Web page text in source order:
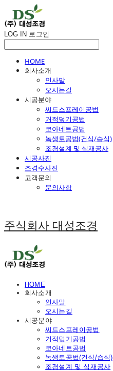
LOG IN 로그인
HOME
회사소개
인사말
오시는길
시공분야
씨드스프레이공법
거적덮기공법
코아네트공법
녹생토공법(건식/습식)
조경설계 및 식재공사
시공사진
조경수사진
고객문의
문의사항
주식회사 대성조경
HOME
회사소개
인사말
오시는길
시공분야
씨드스프레이공법
거적덮기공법
코아네트공법
녹생토공법(건식/습식)
조경설계 및 식재공사